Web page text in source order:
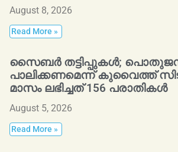
August 8, 2026
Read More »
സൈബർ തട്ടിപ്പുകൾ;
പാലിക്കണമെന്ന് കുവൈത്ത്
മാസം ലഭിച്ചത് 156 പരാതികൾ
August 5, 2026
Read More »